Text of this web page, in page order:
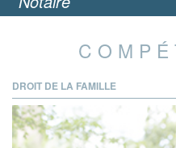
DROIT DE LA FAMILLE